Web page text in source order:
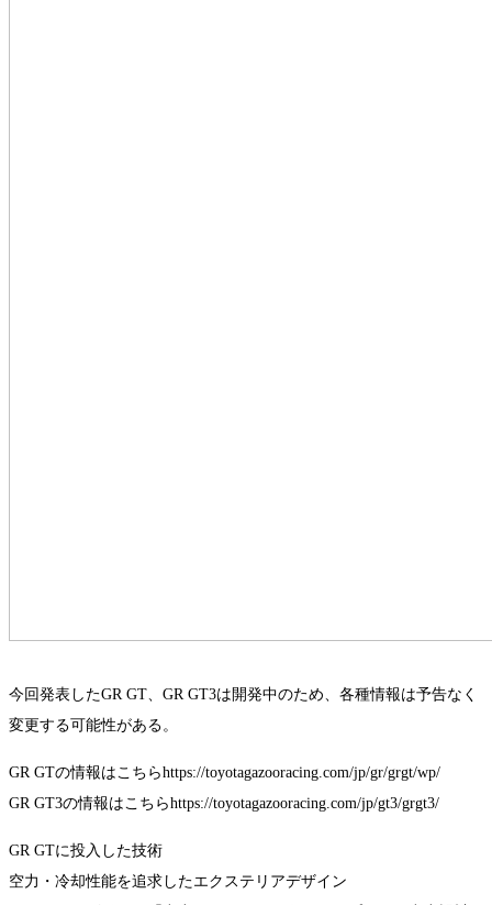
今回発表したGR GT、GR GT3は開発中のため、各種情報は予告なく
変更する可能性がある。
GR GTの情報はこちらhttps://toyotagazooracing.com/jp/gr/grgt/wp/
GR GT3の情報はこちらhttps://toyotagazooracing.com/jp/gt3/grgt3/
GR GTに投入した技術
空力・冷却性能を追求したエクステリアデザイン